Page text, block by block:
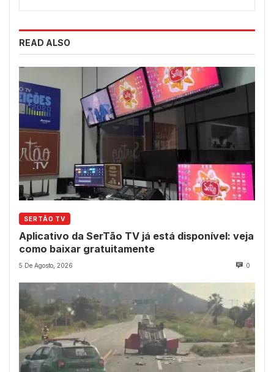
READ ALSO
SERTÃO TV
Aplicativo da SerTão TV já está disponível: veja
como baixar gratuitamente
5 De Agosto, 2026 0